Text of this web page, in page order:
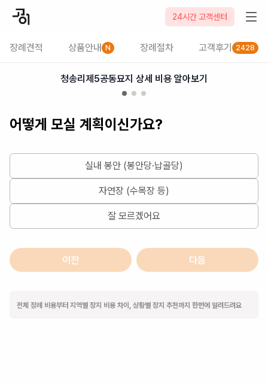
24시간 고객센터
장례견적 상품안내 N 장례절차 고객후기 2428
2026-08-08
청송리제5공동묘지 상세 비용 알아보기
어떻게 모실 계획이신가요?
실내 봉안 (봉안당·납골당)
자연장 (수목장 등)
잘 모르겠어요
이전 다음
전체 장례 비용부터 지역별 장지 비용 차이, 상황별 장지 추천까지 한번에 알려드려요